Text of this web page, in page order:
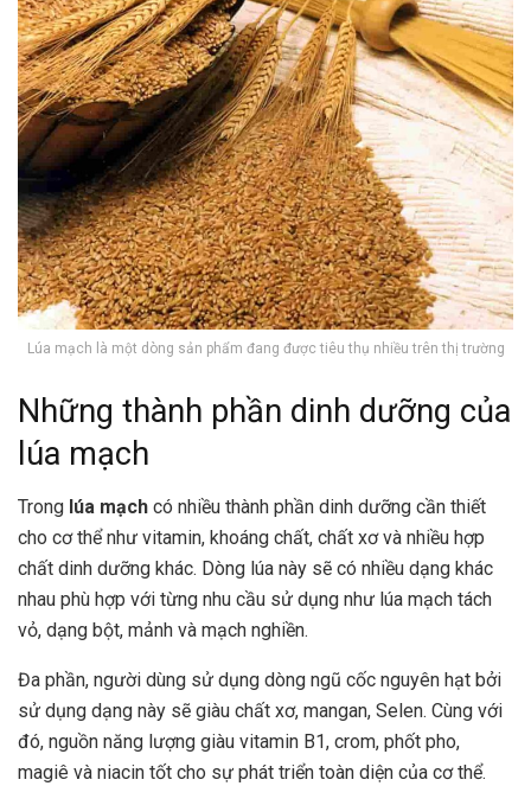
Lúa mạch là một dòng sản phẩm đang được tiêu thụ nhiều trên thị trường
Những thành phần dinh dưỡng của
lúa mạch
Trong lúa mạch có nhiều thành phần dinh dưỡng cần thiết
cho cơ thể như vitamin, khoáng chất, chất xơ và nhiều hợp
chất dinh dưỡng khác. Dòng lúa này sẽ có nhiều dạng khác
nhau phù hợp với từng nhu cầu sử dụng như lúa mạch tách
vỏ, dạng bột, mảnh và mạch nghiền.
Đa phần, người dùng sử dụng dòng ngũ cốc nguyên hạt bởi
sử dụng dạng này sẽ giàu chất xơ, mangan, Selen. Cùng với
đó, nguồn năng lượng giàu vitamin B1, crom, phốt pho,
magiê và niacin tốt cho sự phát triển toàn diện của cơ thể.